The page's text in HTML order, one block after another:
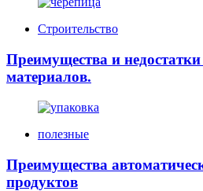
Строительство
Преимущества и
материалов.
полезные
Преимущества
продуктов